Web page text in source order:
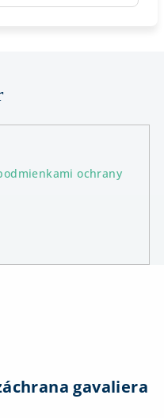
ochrany
gavaliera